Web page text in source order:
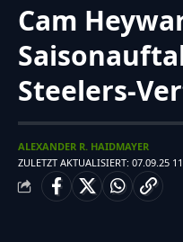
Cam
Steelers-
ZULETZT AKTUALISIERT: 07.09.25
ALEXANDER R. HAIDMAYER